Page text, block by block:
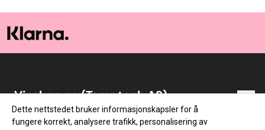
Vinskap.no (Temptech AS)
Vinskap.no er en norsk nettbutikk med vin som
lidenskap! Vi startet med netthandel i 2014. Lageret
Snarveier
Dette nettstedet bruker informasjonskapsler for å
fungere korrekt, analysere trafikk, personalisering av